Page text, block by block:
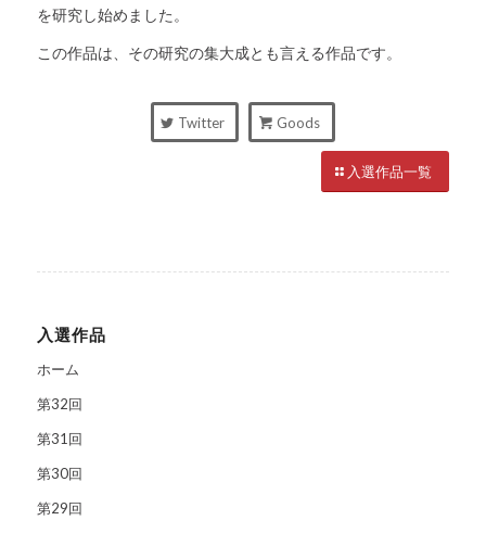
を研究し始めました。
この作品は、その研究の集大成とも言える作品です。
Twitter Goods
入選作品一覧
入選作品
ホーム
第32回
第31回
第30回
第29回